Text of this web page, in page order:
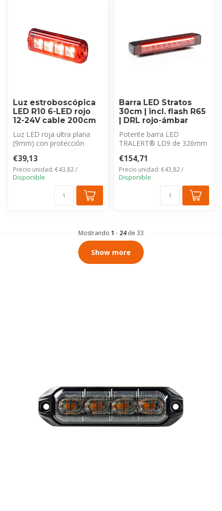
Luz estroboscópica
LED R10 6-LED rojo
12-24V cable 200cm
Luz LED roja ultra plana
(9mm) con protección
Certificac...
€39,13
Precio unidad: €43,82 /
Disponible
Barra LED Stratos
30cm | incl. flash R65
| DRL rojo-ámbar
Potente barra LED
TRALERT® LD9 de 326mm
única con f...
€154,71
Precio unidad: €43,82 /
Disponible
Mostrando 1 - 24 de 33
Show more